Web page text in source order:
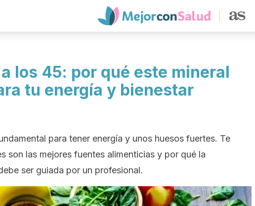
los 45: por qué este mineral
tu energía y bienestar
para tener energía y unos huesos fuertes. Te
son las mejores fuentes alimenticias y por qué la
ser guiada por un profesional.